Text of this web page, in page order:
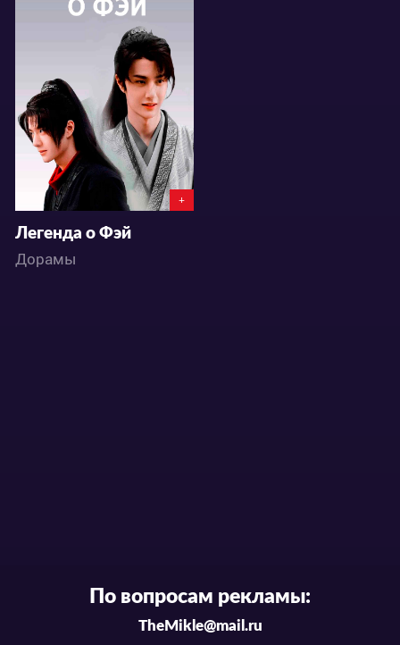
6824
+
Легенда о Фэй
Дорамы
По вопросам рекламы:
TheMikle@mail.ru